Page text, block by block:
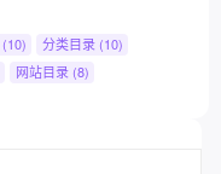
(10) 分类目录 (10)
网站目录 (8)